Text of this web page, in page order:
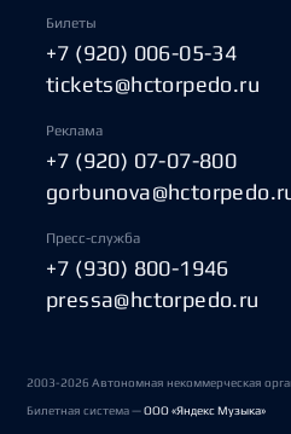
Билеты
+7 (920) 006-05-34
tickets@hctorpedo.ru
Реклама
+7 (920) 07-07-800
Пресс-служба
+7 (930) 800-1946
pressa@hctorpedo.ru
2003-2026 Автономная некоммерческая
Билетная система —ООО «Яндекс Музыка»